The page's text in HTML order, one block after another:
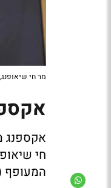
מר חי
אקספנג
חי
המעופף